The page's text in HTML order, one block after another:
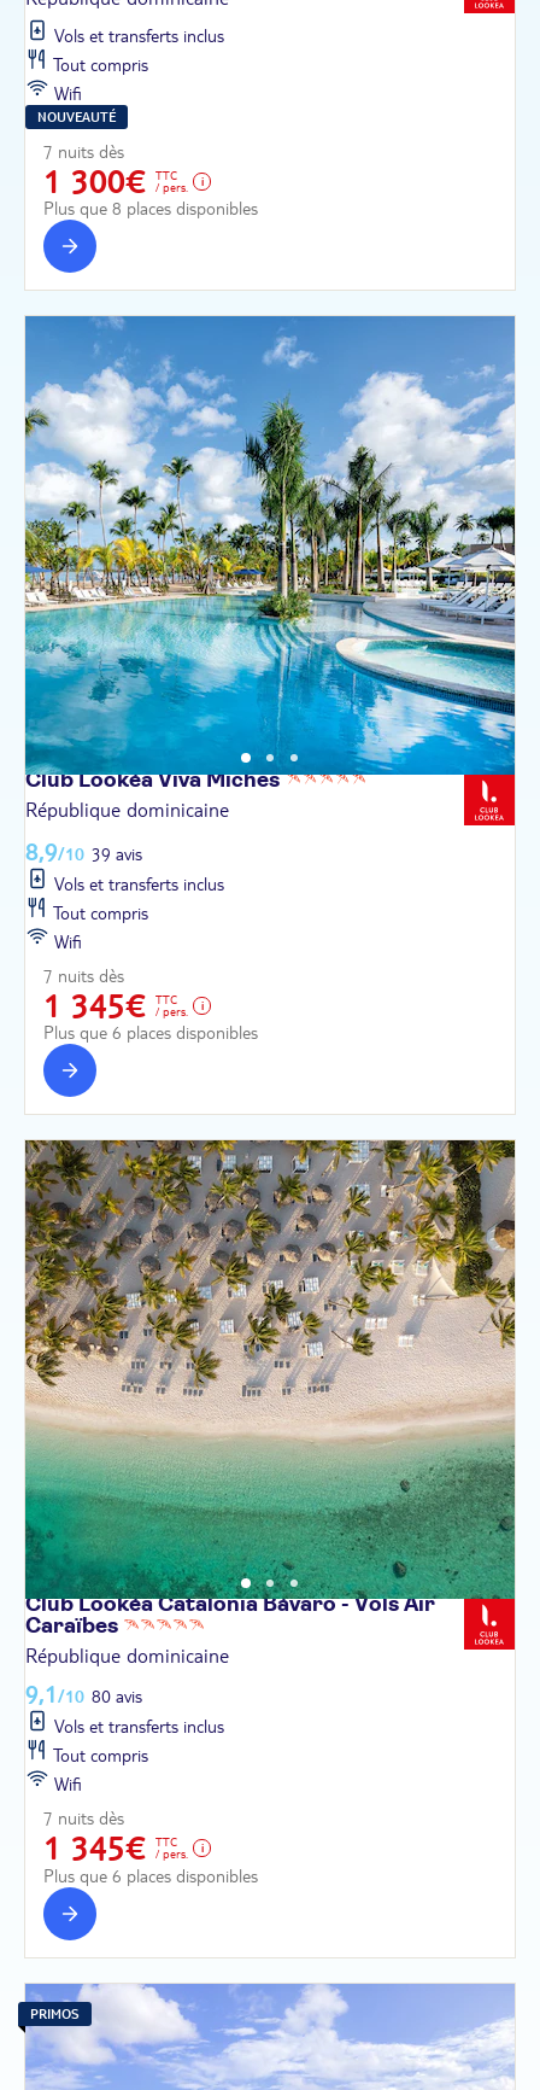
Vols et transferts inclus
Tout compris
Wifi
NOUVEAUTÉ
7 nuits dès
1 300€
TTC
/ pers.
Plus que 8 places disponibles
Club Lookéa VivaMiches
République dominicaine
8,9/10 39 avis
Vols et transferts inclus
Tout compris
Wifi
7 nuits dès
1 345€
TTC
/ pers.
Plus que 6 places disponibles
Club Lookéa Catalonia Bávaro - Vols Air
Caraïbes
République dominicaine
9,1/10 80 avis
Vols et transferts inclus
Tout compris
Wifi
7 nuits dès
1 345€
TTC
/ pers.
Plus que 6 places disponibles
PRIMOS